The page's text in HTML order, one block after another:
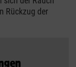
Rückzug der